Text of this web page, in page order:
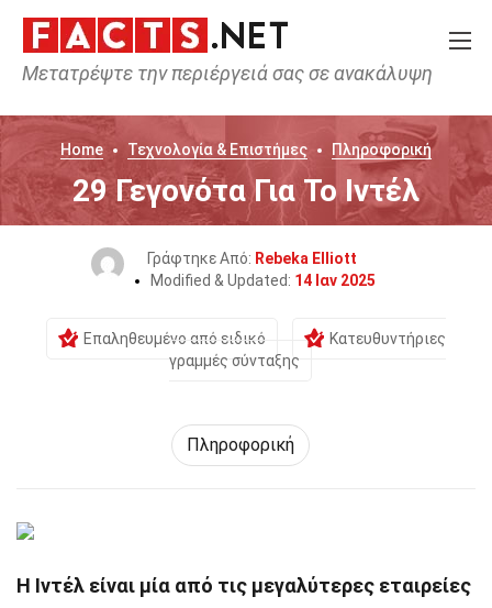
Μετατρέψτε την περιέργειά σας σε ανακάλυψη
Home Τεχνολογία & Επιστήμες Πληροφορική
29 Γεγονότα Για Το Ιντέλ
Γράφτηκε Από: Rebeka Elliott
Modified & Updated: 14 Ιαν 2025
Επαληθευμένο από ειδικό
Κατευθυντήριες
γραμμές σύνταξης
Πληροφορική
Η Ιντέλ είναι μία από τις μεγαλύτερες εταιρείες